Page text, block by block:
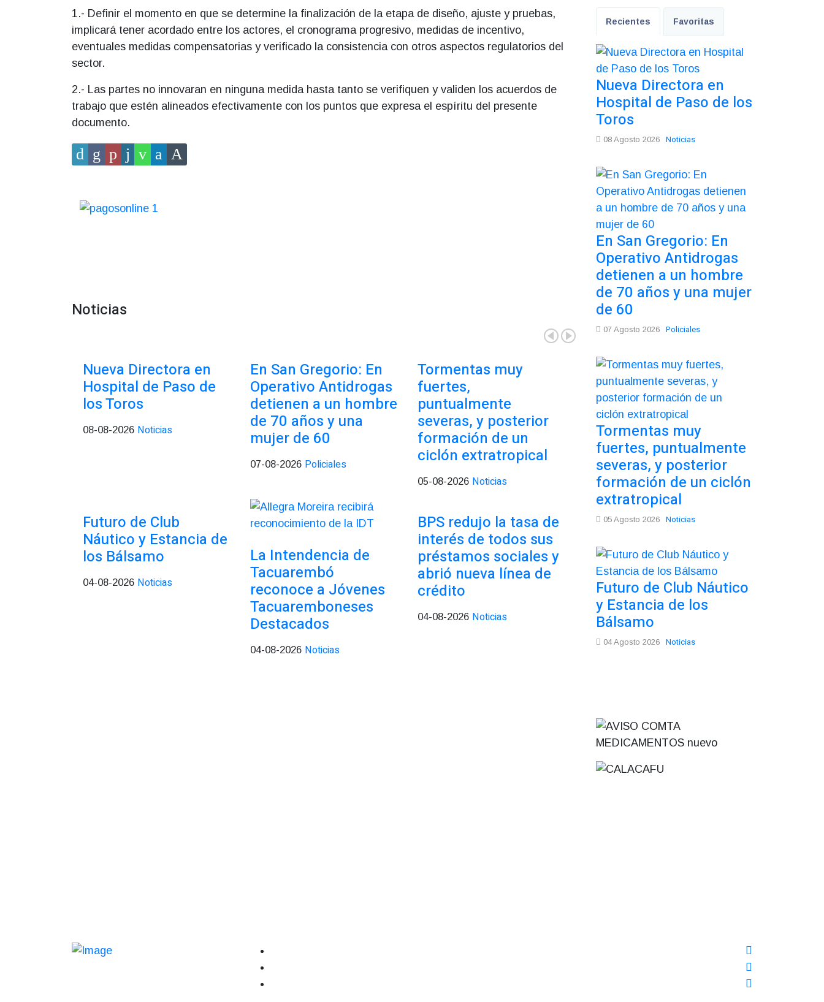
1.- Definir el momento en que se determine la finalización de la etapa de diseño, ajuste y pruebas,
implicará tener acordado entre los actores, el cronograma progresivo, medidas de incentivo,
eventuales medidas compensatorias y verificado la consistencia con otros aspectos regulatorios del
sector.
2.- Las partes no innovaran en ninguna medida hasta tanto se verifiquen y validen los acuerdos de
trabajo que estén alineados efectivamente con los puntos que expresa el espíritu del presente
documento.
Noticias
Nueva Directora en
Hospital de Paso de
los Toros
08-08-2026 Noticias
En San Gregorio: En
Operativo Antidrogas
detienen a un hombre
de 70 años y una
mujer de 60
07-08-2026 Policiales
Tormentas muy
fuertes,
puntualmente
severas, y posterior
formación de un
ciclón extratropical
05-08-2026 Noticias
Futuro de Club
Náutico y Estancia de
los Bálsamo
04-08-2026 Noticias
La Intendencia de
Tacuarembó
reconoce a Jóvenes
Tacuaremboneses
Destacados
04-08-2026 Noticias
BPS redujo la tasa de
interés de todos sus
préstamos sociales y
abrió nueva línea de
crédito
04-08-2026 Noticias
Recientes Favoritas
Nueva Directora en
Hospital de Paso de los
Toros
08 Agosto 2026 Noticias
En San Gregorio: En
Operativo Antidrogas
detienen a un hombre
de 70 años y una mujer
de 60
07 Agosto 2026 Policiales
Tormentas muy
fuertes, puntualmente
severas, y posterior
formación de un ciclón
extratropical
05 Agosto 2026 Noticias
Futuro de Club Náutico
y Estancia de los
Bálsamo
04 Agosto 2026 Noticias